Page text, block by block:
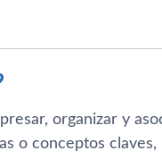
organizar y
o conceptos